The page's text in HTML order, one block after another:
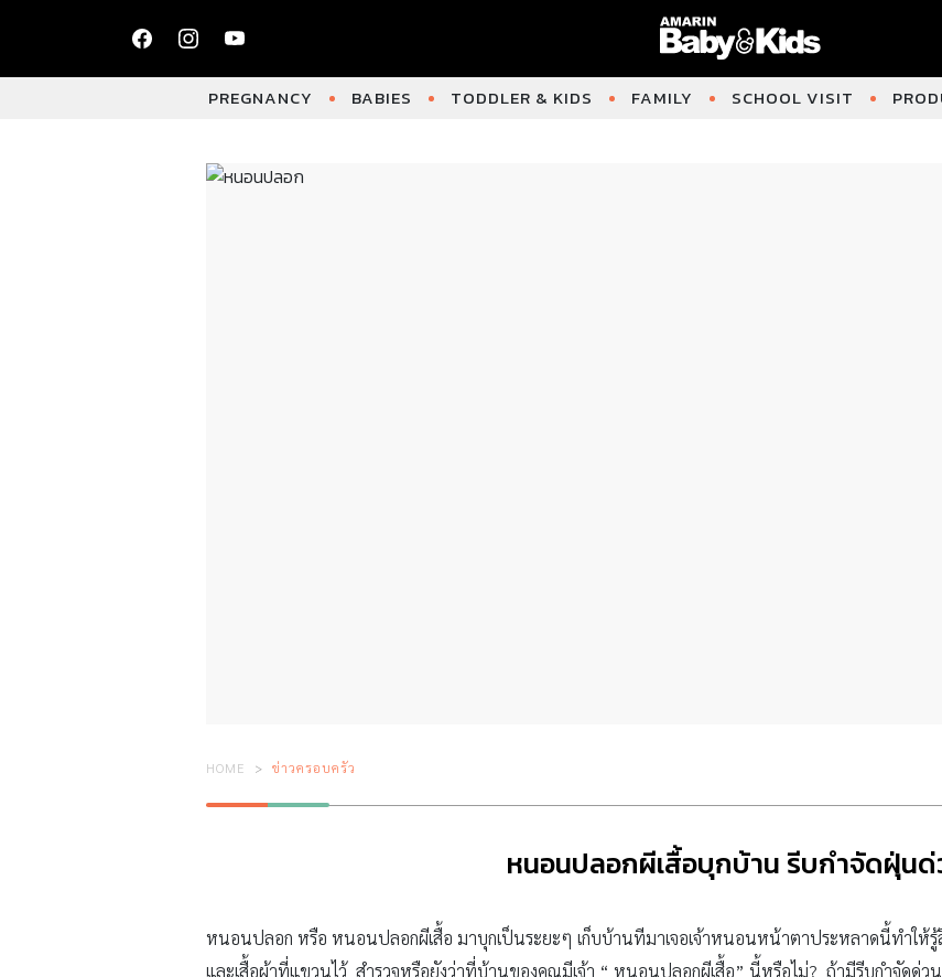
PREGNANCY BABIES TODDLER & KIDS FAMILY SCHOOL VISIT
HOME ข่าวครอบครัว
หนอนปลอกผีเสื้อบุกบ้าน รีบกำจัดฝุ่นด่
หนอนปลอก หรือ หนอนปลอกผีเสื้อ มาบุกเป็นระยะๆ เก็บบ้านทีมาเจอเจ้าหนอนหน้าตาประหลาดนี้ทำใ
และเสื้อผ้าที่แขวนไว้ สำรวจหรือยังว่าที่บ้านของคุณมีเจ้า “ หนอนปลอกผีเสื้อ” นี้หรือไม่? ถ้ามีรีบกำจัดด่ว